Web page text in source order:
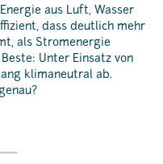
aus Luft, Wasser
dass deutlich mehr
als Stromenergie
Unter Einsatz von
klimaneutral ab.